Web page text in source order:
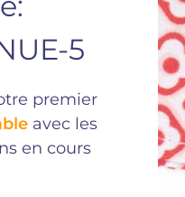
5
premier
avec les
en cours